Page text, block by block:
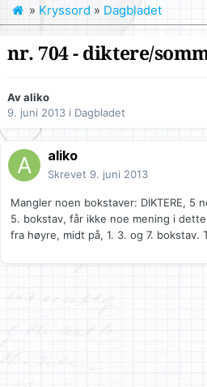
» Kryssord » Dagbladet
nr. 704 - diktere/
Avaliko
9. juni 2013 i Dagbladet
aliko
Skrevet 9. juni 2013
Mangler noen bokstaver: DIKTERE, 5
5. bokstav, får ikke noe mening i
fra høyre, midt på, 1. 3. og 7. bokstav.